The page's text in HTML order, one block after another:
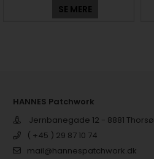
SE MERE
HANNES Patchwork
Jernbanegade 12 - 8881 Thorsø
( +45 ) 29 87 10 74
mail@hannespatchwork.dk